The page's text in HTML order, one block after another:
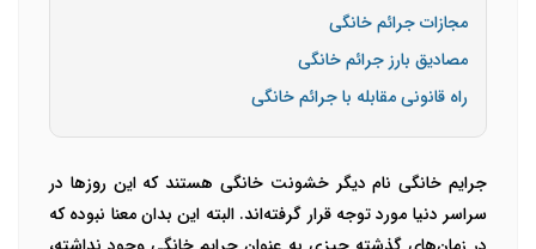
مجازات جرائم خانگی
مصادیق بارز جرائم خانگی
راه قانونی مقابله با جرائم خانگی
جرایم خانگی نام دیگر خشونت خانگی هستند که این روزها در
سراسر دنیا مورد توجه قرار گرفته‌اند. البته این بدان معنا نبوده که